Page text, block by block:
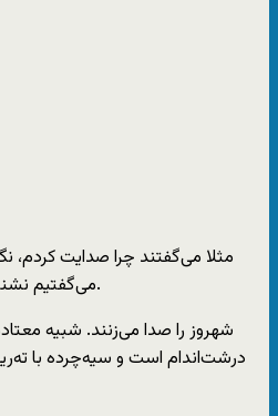
مثلا می‌گفتند چرا صدایت کردم،
می‌گفتیم نشنیدم، ببخشید. اما کتک می‌زدند.
شهروز را صدا می‌زنند. شبیه
درشت‌اندام است و سیه‌چرده با